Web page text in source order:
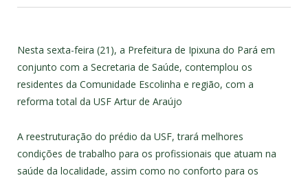
Nesta sexta-feira (21), a Prefeitura de Ipixuna do Pará em
conjunto com a Secretaria de Saúde, contemplou os
residentes da Comunidade Escolinha e região, com a
reforma total da USF Artur de Araújo
A reestruturação do prédio da USF, trará melhores
condições de trabalho para os profissionais que atuam na
saúde da localidade, assim como no conforto para os